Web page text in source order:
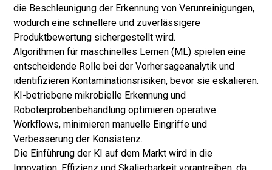
die Beschleunigung der Erkennung von Verunreinigungen,
wodurch eine schnellere und zuverlässigere
Produktbewertung sichergestellt wird.
Algorithmen für maschinelles Lernen (ML) spielen eine
entscheidende Rolle bei der Vorhersageanalytik und
identifizieren Kontaminationsrisiken, bevor sie eskalieren.
KI-betriebene mikrobielle Erkennung und
Roboterprobenbehandlung optimieren operative
Workflows, minimieren manuelle Eingriffe und
Verbesserung der Konsistenz.
Die Einführung der KI auf dem Markt wird in die